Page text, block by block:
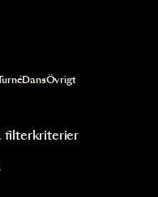
DansÖvrigt
filterkriterier